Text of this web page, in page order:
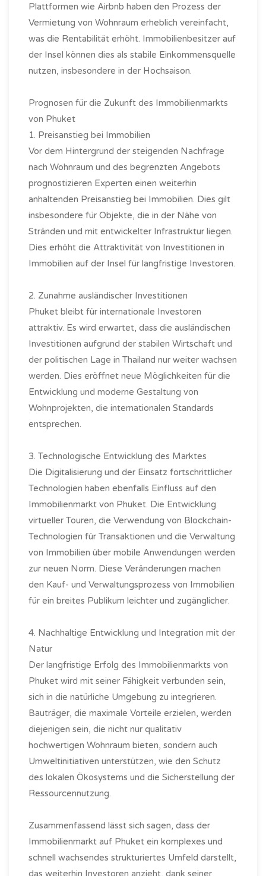
Plattformen wie Airbnb haben den Prozess der
Vermietung von Wohnraum erheblich vereinfacht,
was die Rentabilität erhöht. Immobilienbesitzer auf
der Insel können dies als stabile Einkommensquelle
nutzen, insbesondere in der Hochsaison.
Prognosen für die Zukunft des Immobilienmarkts
von Phuket
1. Preisanstieg bei Immobilien
Vor dem Hintergrund der steigenden Nachfrage
nach Wohnraum und des begrenzten Angebots
prognostizieren Experten einen weiterhin
anhaltenden Preisanstieg bei Immobilien. Dies gilt
insbesondere für Objekte, die in der Nähe von
Stränden und mit entwickelter Infrastruktur liegen.
Dies erhöht die Attraktivität von Investitionen in
Immobilien auf der Insel für langfristige Investoren.
2. Zunahme ausländischer Investitionen
Phuket bleibt für internationale Investoren
attraktiv. Es wird erwartet, dass die ausländischen
Investitionen aufgrund der stabilen Wirtschaft und
der politischen Lage in Thailand nur weiter wachsen
werden. Dies eröffnet neue Möglichkeiten für die
Entwicklung und moderne Gestaltung von
Wohnprojekten, die internationalen Standards
entsprechen.
3. Technologische Entwicklung des Marktes
Die Digitalisierung und der Einsatz fortschrittlicher
Technologien haben ebenfalls Einfluss auf den
Immobilienmarkt von Phuket. Die Entwicklung
virtueller Touren, die Verwendung von Blockchain-
Technologien für Transaktionen und die Verwaltung
von Immobilien über mobile Anwendungen werden
zur neuen Norm. Diese Veränderungen machen
den Kauf- und Verwaltungsprozess von Immobilien
für ein breites Publikum leichter und zugänglicher.
4. Nachhaltige Entwicklung und Integration mit der
Natur
Der langfristige Erfolg des Immobilienmarkts von
Phuket wird mit seiner Fähigkeit verbunden sein,
sich in die natürliche Umgebung zu integrieren.
Bauträger, die maximale Vorteile erzielen, werden
diejenigen sein, die nicht nur qualitativ
hochwertigen Wohnraum bieten, sondern auch
Umweltinitiativen unterstützen, wie den Schutz
des lokalen Ökosystems und die Sicherstellung der
Ressourcennutzung.
Zusammenfassend lässt sich sagen, dass der
Immobilienmarkt auf Phuket ein komplexes und
schnell wachsendes strukturiertes Umfeld darstellt,
das weiterhin Investoren anzieht, dank seiner